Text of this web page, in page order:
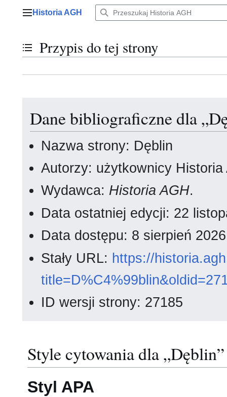
Menu główne
Historia AGH
Przełącz stan spisu treści
Przypis do tej strony
Dane bibliograficzne dla
Nazwa strony: Dęblin
Autorzy: użytkownicy Historia
Wydawca: Historia AGH.
Data ostatniej edycji: 22
Data dostępu: 8 sierpień
Stały URL: https://
ID wersji strony: 27185
Style cytowania dla „Dęblin”
Styl APA